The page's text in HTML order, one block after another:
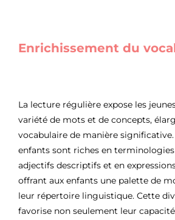
Enrichissement du
La lecture régulière expose les
variété de mots et de concepts,
vocabulaire de manière
enfants sont riches en
adjectifs descriptifs et en
offrant aux enfants une palette de
leur répertoire linguistique. Cette
favorise non seulement leur